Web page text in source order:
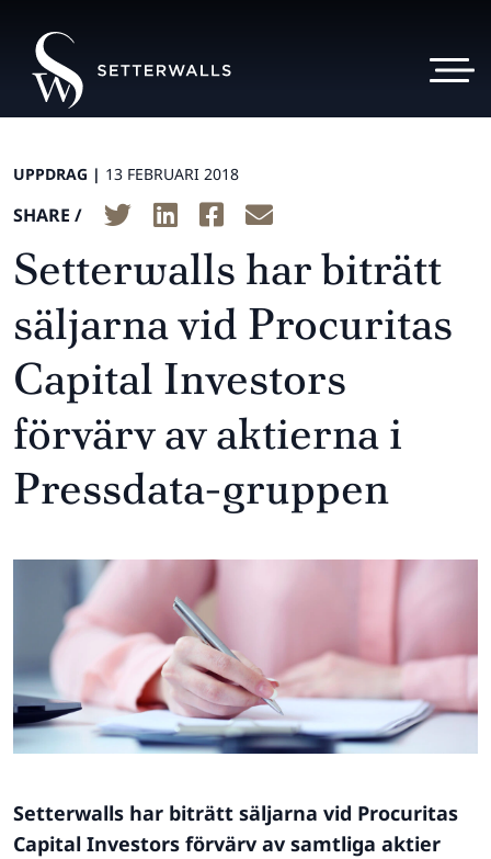
UPPDRAG | 13 FEBRUARI 2018
SHARE /
Setterwalls har biträtt
säljarna vid Procuritas
Capital Investors
förvärv av aktierna i
Pressdata-gruppen
Setterwalls har biträtt säljarna vid Procuritas
Capital Investors förvärv av samtliga aktier